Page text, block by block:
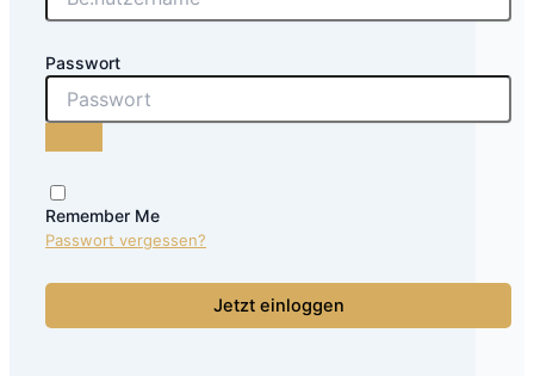
Passwort
Remember Me
Passwort vergessen?
Jetzt einloggen